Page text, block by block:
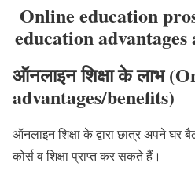
Online education
education advantages
ऑनलाइन शिक्षा के लाभ
advantages/benefits)
ऑनलाइन शिक्षा के द्वारा छात्र अपने घर
कोर्स व शिक्षा प्राप्त कर सकते हैं।